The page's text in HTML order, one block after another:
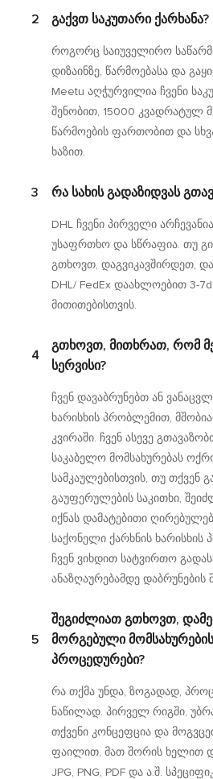
2 Გაქვთ Საკუთარი Ქარხანა?
როგორც საიუველირო
დიზაინზე, წარმოებასა და
Meetu აღჭურვილია ჩვენი
შენობით, 15000 კვადრატულ
წარმოების ფართობით და
ხაზით.
3 Რა Სახის Გადაზიდვას
DHL ჩვენი პირველი
უსაფრთხო და სწრაფია. თუ
გთხოვთ, დაგვიკავშირდეთ,
DHL/ FedEx დაახლოებით 3-
მითითებისთვის.
4
Გთხოვთ, Მითხრათ, Რომ
Სერვისი?
ჩვენ დავაბრუნებთ ან
ხარისხის პრობლემით,
კვირაში. ჩვენ ასევე
საკაბელო მომსახურებას
სამკაულებისთვის, თუ თქვენ
გაუფერულების საკითხი,
იქნას დამატებითი
საქონელი ქარხნის ხარისხის
ჩვენ ვიხდით სატვირთო
ანაზღაურებამდე დაბრუნების
5
Შეგიძლიათ Გთხოვთ,
Მორგებული Მომსახურების
Პროცედურები?
რა თქმა უნდა, ზოგადად,
ნაწილად. პირველ რიგში,
თქვენი კონცეფცია და
ფაილით, მათ შორის ხელით
JPG, PNG, PDF და ა.შ.